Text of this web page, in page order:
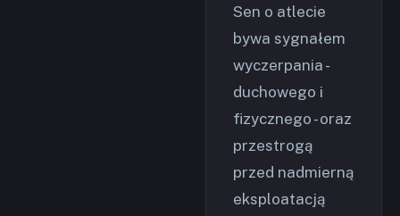
Sen o atlecie
bywa sygnałem
wyczerpania -
duchowego i
fizycznego - oraz
przestrogą
przed nadmierną
eksploatacją